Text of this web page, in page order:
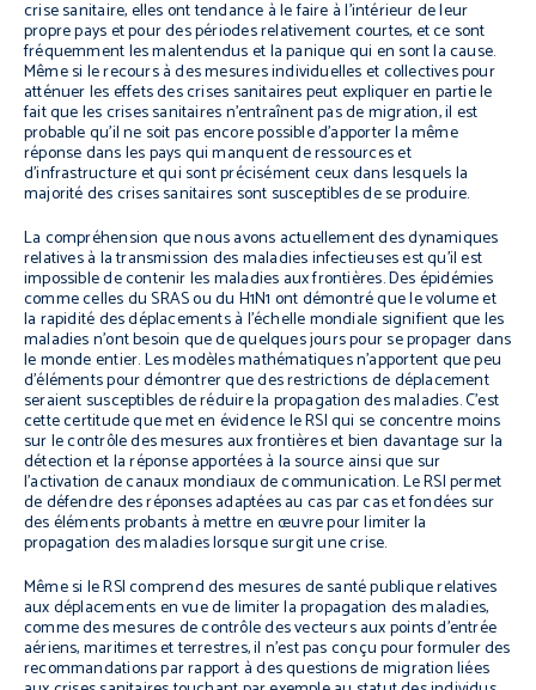
crise sanitaire, elles ont tendance à le faire à l’intérieur de leur
propre pays et pour des périodes relativement courtes, et ce sont
fréquemment les malentendus et la panique qui en sont la cause.
Même si le recours à des mesures individuelles et collectives pour
atténuer les effets des crises sanitaires peut expliquer en partie le
fait que les crises sanitaires n’entraînent pas de migration, il est
probable qu’il ne soit pas encore possible d’apporter la même
réponse dans les pays qui manquent de ressources et
d’infrastructure et qui sont précisément ceux dans lesquels la
majorité des crises sanitaires sont susceptibles de se produire.
La compréhension que nous avons actuellement des dynamiques
relatives à la transmission des maladies infectieuses est qu’il est
impossible de contenir les maladies aux frontières. Des épidémies
comme celles du SRAS ou du H1N1 ont démontré que le volume et
la rapidité des déplacements à l’échelle mondiale signifient que les
maladies n’ont besoin que de quelques jours pour se propager dans
le monde entier. Les modèles mathématiques n’apportent que peu
d’éléments pour démontrer que des restrictions de déplacement
seraient susceptibles de réduire la propagation des maladies. C’est
cette certitude que met en évidence le RSI qui se concentre moins
sur le contrôle des mesures aux frontières et bien davantage sur la
détection et la réponse apportées à la source ainsi que sur
l’activation de canaux mondiaux de communication. Le RSI permet
de défendre des réponses adaptées au cas par cas et fondées sur
des éléments probants à mettre en œuvre pour limiter la
propagation des maladies lorsque surgit une crise.
Même si le RSI comprend des mesures de santé publique relatives
aux déplacements en vue de limiter la propagation des maladies,
comme des mesures de contrôle des vecteurs aux points d’entrée
aériens, maritimes et terrestres, il n’est pas conçu pour formuler des
recommandations par rapport à des questions de migration liées